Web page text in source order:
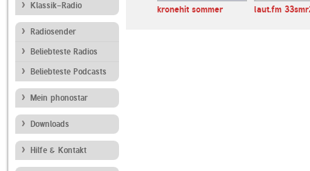
Klassik-Radio
Radiosender
Beliebteste Radios
Beliebteste Podcasts
Mein phonostar
Downloads
Hilfe & Kontakt
ANTENNE BAYERN kronehit sommer laut.fm